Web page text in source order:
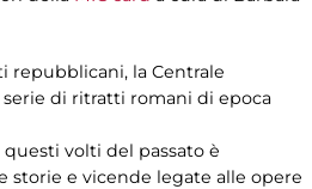
repubblicani, la Centrale
di ritratti romani di epoca
volti del passato è
storie e vicende legate alle opere